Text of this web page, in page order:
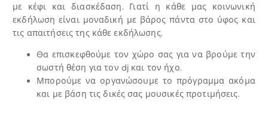
με κέφι και διασκέδαση. Γιατί η κάθε μας κοινωνική
εκδήλωση είναι μοναδική με βάρος πάντα στο ύφος και
τις απαιτήσεις της κάθε εκδήλωσης.
Θα επισκεφθούμε τον χώρο σας για να βρούμε την
σωστή θέση για τον dj και τον ήχο.
Μπορούμε να οργανώσουμε το πρόγραμμα ακόμα
και με βάση τις δικές σας μουσικές προτιμήσεις.